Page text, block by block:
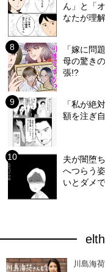
ん」と「
なたが理
「嫁に問
母の驚き
張!?
「私が絶
額を注ぎ
夫が闇堕
へつらう
いとダメ
川島海